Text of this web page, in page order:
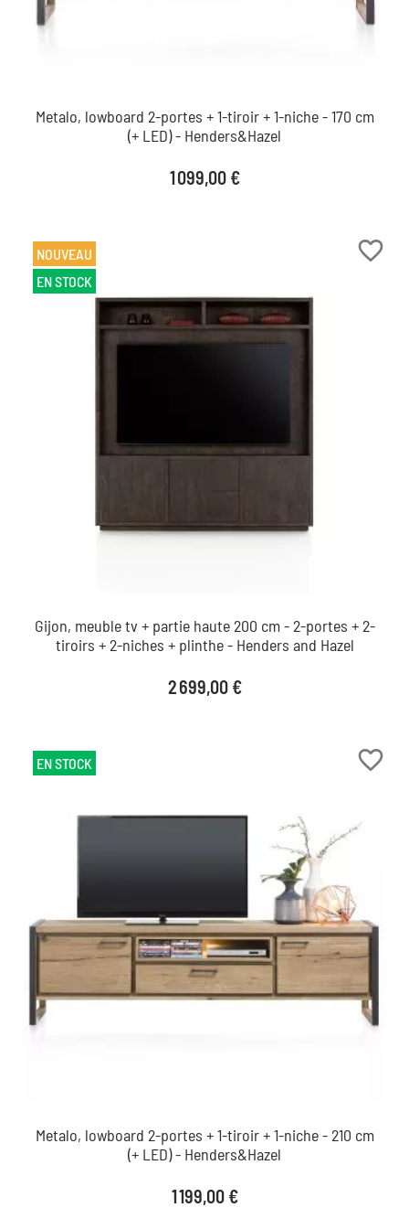
Metalo, lowboard 2-portes + 1-tiroir + 1-niche - 170 cm
(+ LED) - Henders&Hazel
Prix
1 099,00 €
favorite_border
Gijon, meuble tv + partie haute 200 cm - 2-portes + 2-
tiroirs + 2-niches + plinthe - Henders and Hazel
Prix
2 699,00 €
NOUVEAU
EN STOCK
favorite_border
Metalo, lowboard 2-portes + 1-tiroir + 1-niche - 210 cm
(+ LED) - Henders&Hazel
Prix
1 199,00 €
EN STOCK